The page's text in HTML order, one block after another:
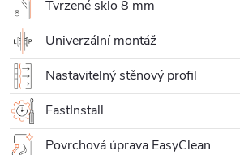
Tvrzené sklo 8 mm
Univerzální montáž
Nastavitelný stěnový profil
FastInstall
Povrchová úprava EasyClean